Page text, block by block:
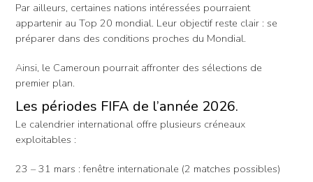
Par ailleurs, certaines nations intéressées pourraient
appartenir au Top 20 mondial. Leur objectif reste clair : se
préparer dans des conditions proches du Mondial.
Ainsi, le Cameroun pourrait affronter des sélections de
premier plan.
Les périodes FIFA de l’année 2026.
Le calendrier international offre plusieurs créneaux
exploitables :
23 – 31 mars : fenêtre internationale (2 matches possibles)